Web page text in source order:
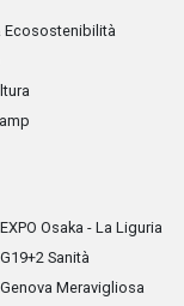
Ecosostenibilità
EXPO Osaka - La Liguria
G19+2 Sanità
Genova Meravigliosa